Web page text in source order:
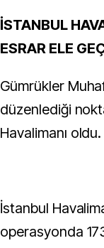
İSTANBUL
ESRAR ELE
Gümrükler
düzenlediği
Havalimanı oldu.
İstanbul
operasyonda